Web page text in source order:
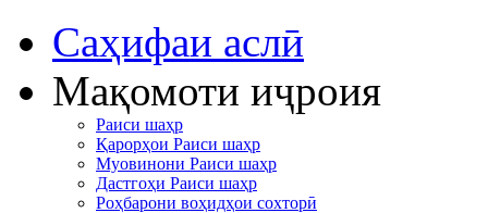
Cаҳифаи аслӣ
Мақомоти иҷроия
Раиси шаҳр
Қарорҳои Раиси шаҳр
Муовинони Раиси шаҳр
Дастгоҳи Раиси шаҳр
Роҳбарони воҳидҳои сохторӣ